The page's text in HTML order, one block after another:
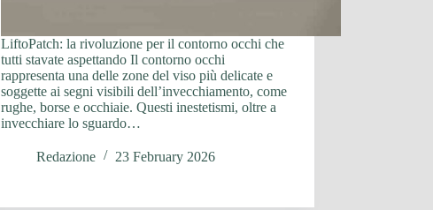
LiftoPatch: la rivoluzione per il contorno occhi che
tutti stavate aspettando Il contorno occhi
rappresenta una delle zone del viso più delicate e
soggette ai segni visibili dell’invecchiamento, come
rughe, borse e occhiaie. Questi inestetismi, oltre a
invecchiare lo sguardo…
Redazione 23 February 2026